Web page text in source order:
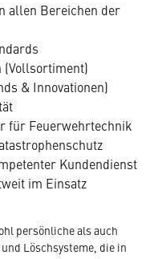
allen Bereichen der
(Vollsortiment)
& Innovationen)
für Feuerwehrtechnik
Kundendienst
im Einsatz
persönliche als auch
Löschsysteme, die in